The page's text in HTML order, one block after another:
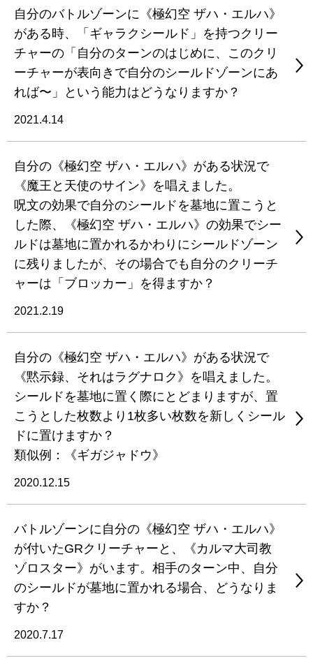
自分のバトルゾーンに《極幻空 ザハ・エルハ》
がある時、「ギャラクシールド」を持つクリー
チャーの「自分のターンのはじめに、このクリ
ーチャーが表向きで自分のシールドゾーンにあ
れば〜」という能力はどうなりますか？
2021.4.14
自分の《極幻空 ザハ・エルハ》がある状況で
《魔王と天使のサイン》を唱えました。
呪文の効果で自分のシールドを墓地に置こうと
した際、《極幻空 ザハ・エルハ》の効果でシー
ルドは墓地に置かれるかわりにシールドゾーン
に残りましたが、その場合でも自分のクリーチ
ャーは「ブロッカー」を得ますか？
2021.2.19
自分の《極幻空 ザハ・エルハ》がある状況で
《黙示録、それはラグナロク》を唱えました。
シールドを墓地に置く際にとどまりますが、置
こうとした枚数より1枚多い枚数を新しくシール
ドに置けますか？
類似例：《ギガジャドウ》
2020.12.15
バトルゾーンに自分の《極幻空 ザハ・エルハ》
が付いたGRクリーチャーと、《カルマ大司教
ゾロスター》がいます。相手のターン中、自分
のシールドが墓地に置かれる場合、どうなりま
すか？
2020.7.17